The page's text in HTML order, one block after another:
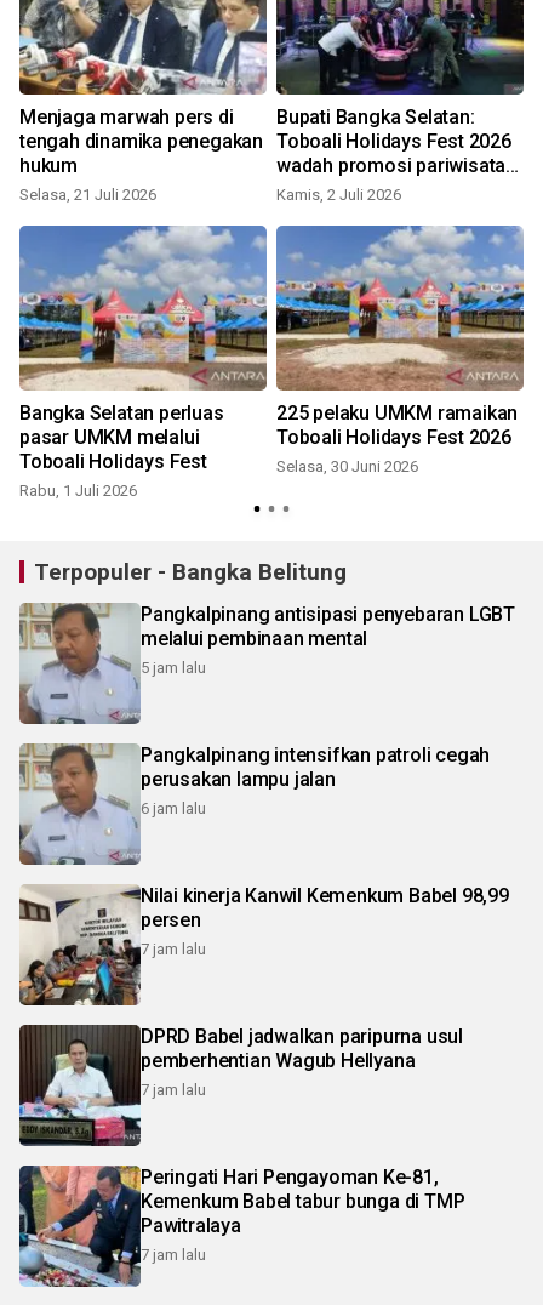
Menjaga marwah pers di
tengah dinamika penegakan
hukum
Selasa, 21 Juli 2026
Bupati Bangka Selatan:
Toboali Holidays Fest 2026
wadah promosi pariwisata
dan ekonomi kreatif
Kamis, 2 Juli 2026
Bangka Selatan perluas
pasar UMKM melalui
Toboali Holidays Fest
Rabu, 1 Juli 2026
225 pelaku UMKM ramaikan
Toboali Holidays Fest 2026
Selasa, 30 Juni 2026
Terpopuler - Bangka Belitung
Pangkalpinang antisipasi penyebaran LGBT
melalui pembinaan mental
5 jam lalu
Pangkalpinang intensifkan patroli cegah
perusakan lampu jalan
6 jam lalu
Nilai kinerja Kanwil Kemenkum Babel 98,99
persen
7 jam lalu
DPRD Babel jadwalkan paripurna usul
pemberhentian Wagub Hellyana
7 jam lalu
Peringati Hari Pengayoman Ke-81,
Kemenkum Babel tabur bunga di TMP
Pawitralaya
7 jam lalu